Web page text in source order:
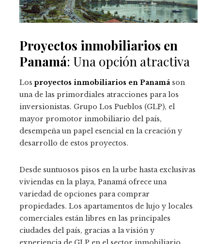
Proyectos inmobiliarios en
Panamá: Una opción atractiva
Losproyectos inmobiliarios en Panamá son
una de las primordiales atracciones para los
inversionistas. Grupo Los Pueblos (GLP), el
mayor promotor inmobiliario del país,
desempeña un papel esencial en la creación y
desarrollo de estos proyectos.
Desde suntuosos pisos en la urbe hasta exclusivas
viviendas en la playa, Panamá ofrece una
variedad de opciones para comprar
propiedades. Los apartamentos de lujo y locales
comerciales están libres en las principales
ciudades del país, gracias a la visión y